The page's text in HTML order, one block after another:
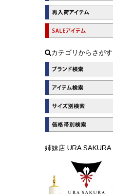
カテゴリからさがす
姉妹店 URA SAKURA